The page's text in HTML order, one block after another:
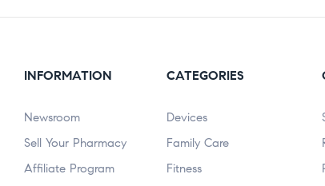
INFORMATION
Newsroom
Sell Your Pharmacy
Affiliate Program
CATEGORIES
Devices
Family Care
Fitness